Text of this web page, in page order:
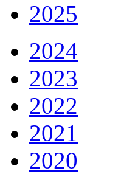
2025
2024
2023
2022
2021
2020